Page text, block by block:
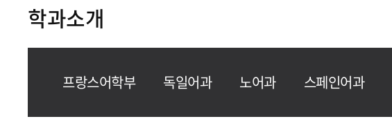
학과소개
프랑스어학부 독일어과 노어과 스페인어과